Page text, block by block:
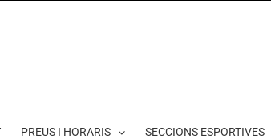
PREUS I HORARIS SECCIONS ESPORTIVES